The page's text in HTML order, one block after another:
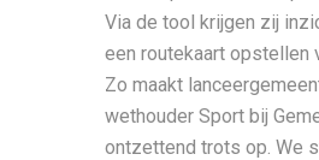
Via de tool krijgen zij
een routekaart opstellen
Zo maakt
wethouder Sport bij
ontzettend trots op. We